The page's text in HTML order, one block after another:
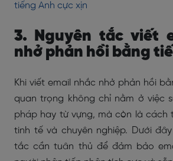
tiếng Anh cực xịn
3. Nguyên tắc viết
nhở phản hồi bằng
Khi viết email nhắc nhở phản hồi
quan trọng không chỉ nằm ở việc
pháp hay từ vựng, mà còn là cách
tinh tế và chuyên nghiệp. Dưới
tắc cần tuân thủ để đảm bảo